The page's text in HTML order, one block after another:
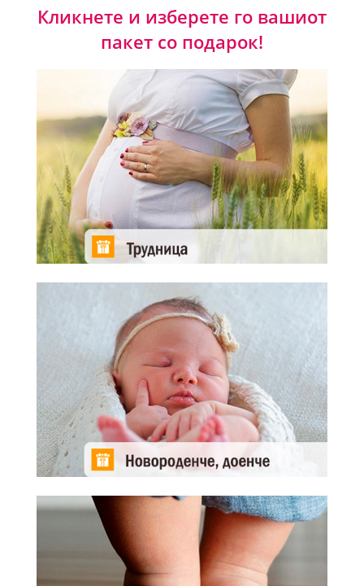
Кликнете и изберете го вашиот
пакет со подарок!